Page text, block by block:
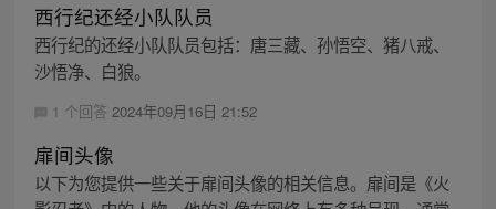
西行纪还经小队队员
西行纪的还经小队队员包括：唐三藏、孙悟空、猪八戒、
沙悟净、白狼。
1 个回答 2024年09月16日 21:52
扉间头像
以下为您提供一些关于扉间头像的相关信息。扉间是《火